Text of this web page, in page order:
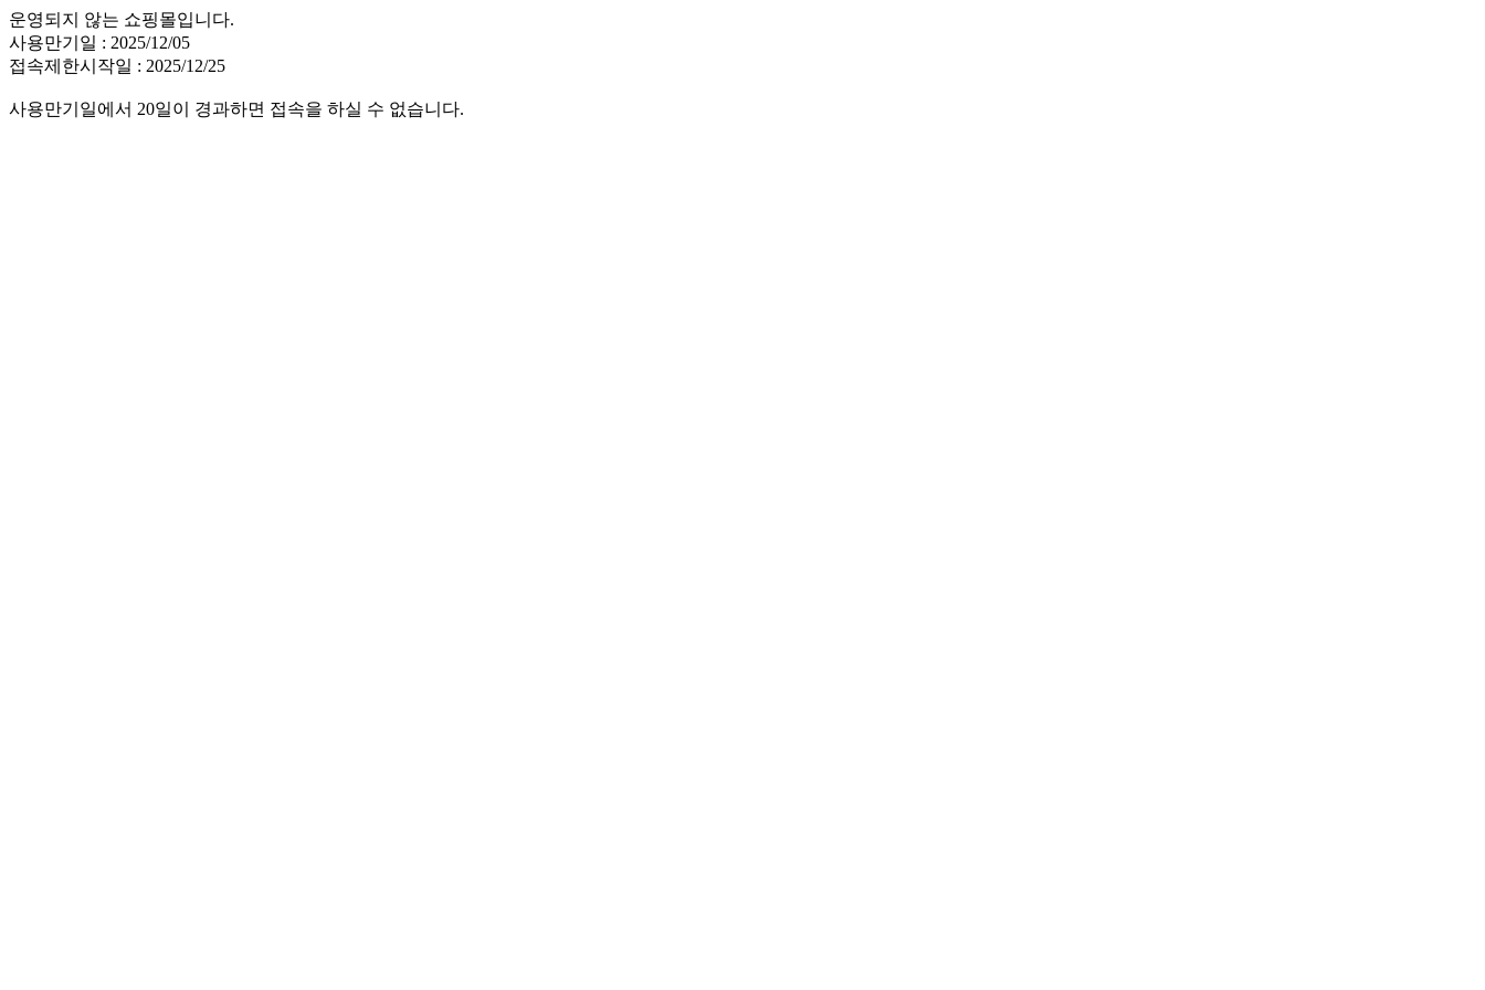
운영되지 않는 쇼핑몰입니다.
사용만기일 : 2025/12/05
접속제한시작일 : 2025/12/25
사용만기일에서 20일이 경과하면 접속을 하실 수 없습니다.